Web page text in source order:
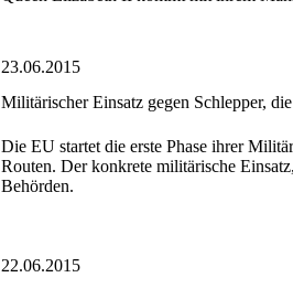
23.06.2015
Militärischer Einsatz gegen Schlepper, die
Die EU startet die erste Phase ihrer
Routen. Der konkrete militärische
Behörden.
22.06.2015